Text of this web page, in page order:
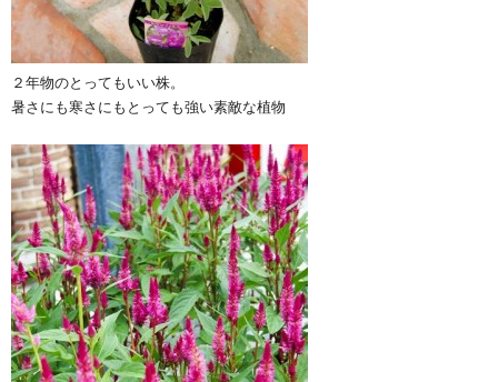
２年物のとってもいい株。
暑さにも寒さにもとっても強い素敵な植物